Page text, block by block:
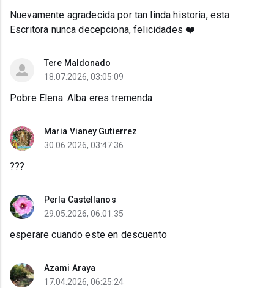
Nuevamente agradecida por tan linda historia, esta
Escritora nunca decepciona, felicidades ❤️
Tere Maldonado
18.07.2026, 03:05:09
Pobre Elena. Alba eres tremenda
Maria Vianey Gutierrez
30.06.2026, 03:47:36
???
Perla Castellanos
29.05.2026, 06:01:35
esperare cuando este en descuento
Azami Araya
17.04.2026, 06:25:24